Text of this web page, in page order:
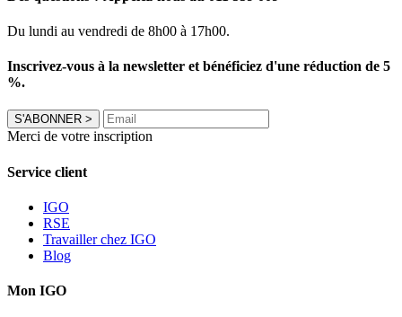
Du lundi au vendredi de 8h00 à 17h00.
Inscrivez-vous à la newsletter et bénéficiez d'une réduction de 5
%.
S'ABONNER >
Merci de votre inscription
Service client
IGO
RSE
Travailler chez IGO
Blog
Mon IGO